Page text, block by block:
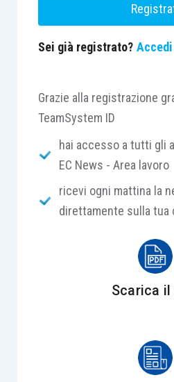
Sei già registrato? Accedi
Grazie alla registrazione
TeamSystem ID
hai accesso a tutti gli
EC News - Area lavoro
ricevi ogni mattina la
direttamente sulla tua
Scarica il